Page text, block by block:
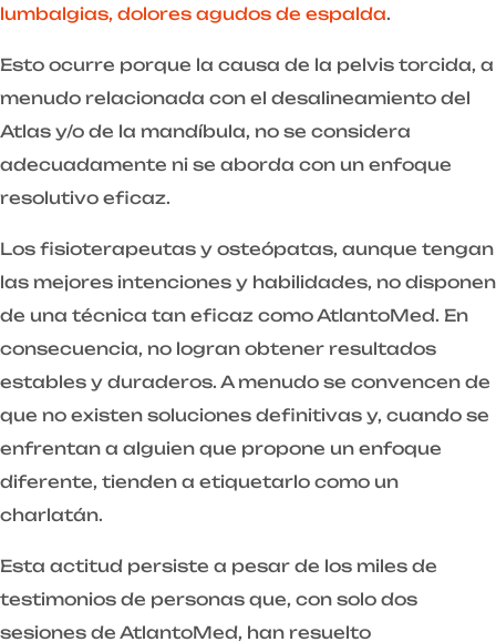
lumbalgias, dolores agudos de espalda.
Esto ocurre porque la causa de la pelvis torcida, a
menudo relacionada con el desalineamiento del
Atlas y/o de la mandíbula, no se considera
adecuadamente ni se aborda con un enfoque
resolutivo eficaz.
Los fisioterapeutas y osteópatas, aunque tengan
las mejores intenciones y habilidades, no disponen
de una técnica tan eficaz como AtlantoMed. En
consecuencia, no logran obtener resultados
estables y duraderos. A menudo se convencen de
que no existen soluciones definitivas y, cuando se
enfrentan a alguien que propone un enfoque
diferente, tienden a etiquetarlo como un
charlatán.
Esta actitud persiste a pesar de los miles de
testimonios de personas que, con solo dos
sesiones de AtlantoMed, han resuelto